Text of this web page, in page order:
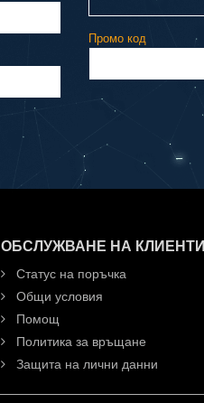
Промо код
ОБСЛУЖВАНЕ НА КЛИЕНТИ
Статус на поръчка
Общи условия
Помощ
Политика за връщане
Защита на лични данни